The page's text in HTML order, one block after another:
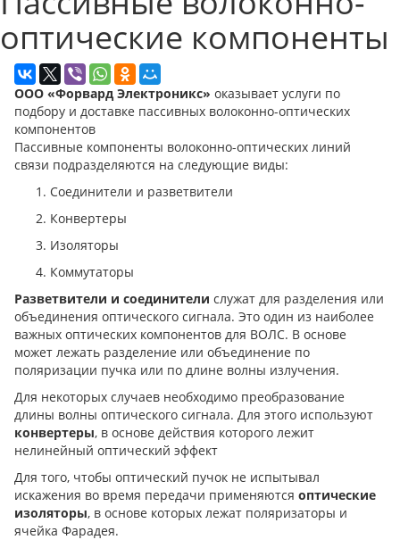
оптические компоненты
ООО «Форвард Электроникс» оказывает услуги по
подбору и доставке пассивных волоконно-оптических
компонентов
Пассивные компоненты волоконно-оптических линий
связи подразделяются на следующие виды:
Соединители и разветвители
Конвертеры
Изоляторы
Коммутаторы
Разветвители и соединители служат для разделения или
объединения оптического сигнала. Это один из наиболее
важных оптических компонентов для ВОЛС. В основе
может лежать разделение или объединение по
поляризации пучка или по длине волны излучения.
Для некоторых случаев необходимо преобразование
длины волны оптического сигнала. Для этого используют
конвертеры, в основе действия которого лежит
нелинейный оптический эффект
Для того, чтобы оптический пучок не испытывал
искажения во время передачи применяются оптические
изоляторы, в основе которых лежат поляризаторы и
ячейка Фарадея.